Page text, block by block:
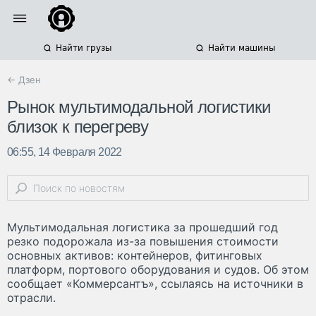
Найти грузы Найти машины
← Дзен
Рынок мультимодальной логистики
близок к перегреву
06:55, 14 Февраля 2022
Мультимодальная логистика за прошедший год
резко подорожала из-за повышения стоимости
основных активов: контейнеров, фитинговых
платформ, портового оборудования и судов. Об этом
сообщает «Коммерсантъ», ссылаясь на источники в
отрасли.